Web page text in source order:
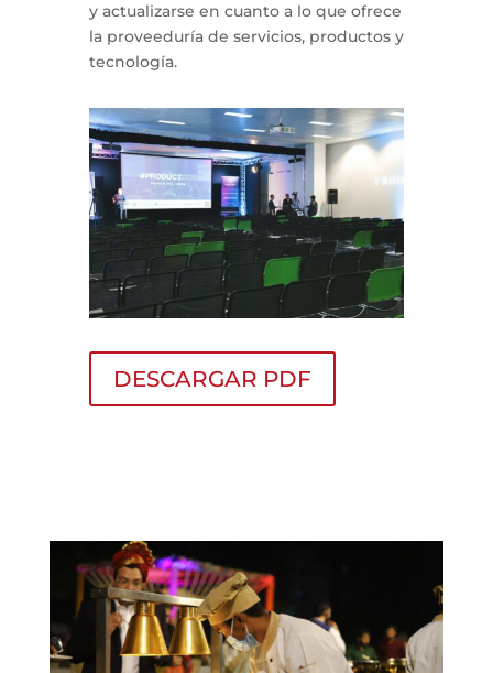
y actualizarse en cuanto a lo que ofrece
la proveeduría de servicios, productos y
tecnología.
DESCARGAR PDF